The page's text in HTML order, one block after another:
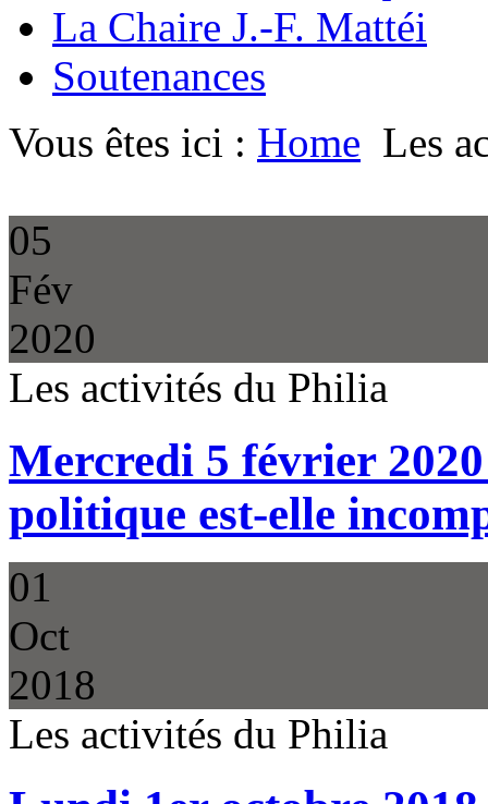
La Chaire J.-F. Mattéi
Soutenances
Vous êtes ici : Home Les
05
Fév
2020
Les activités du Philia
Mercredi 5 février
politique est-elle
01
Oct
2018
Les activités du Philia